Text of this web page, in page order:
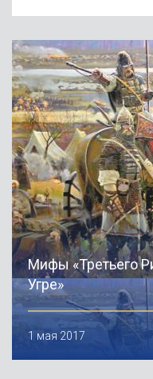
Мифы «Третьего
Угре»
1 мая 2017